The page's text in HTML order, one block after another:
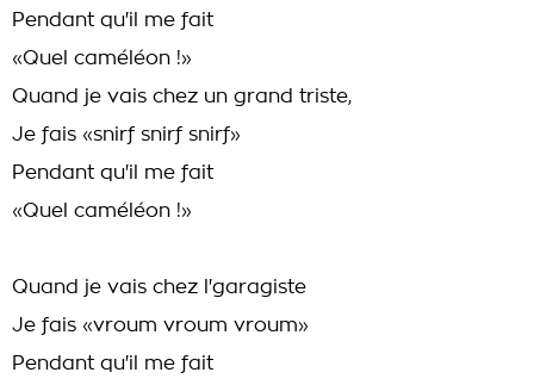
Pendant qu'il me fait
«Quel caméléon !»
Quand je vais chez un grand triste,
Je fais «snirf snirf snirf»
Pendant qu'il me fait
«Quel caméléon !»
Quand je vais chez l'garagiste
Je fais «vroum vroum vroum»
Pendant qu'il me fait